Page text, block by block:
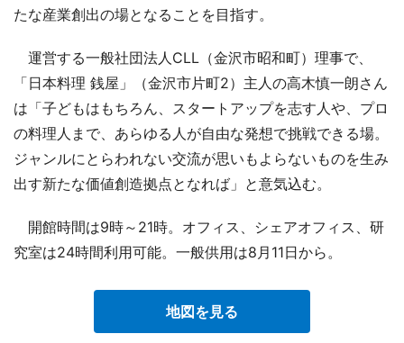
たな産業創出の場となることを目指す。
運営する一般社団法人CLL（金沢市昭和町）理事で、
「日本料理 銭屋」（金沢市片町2）主人の高木慎一朗さん
は「子どもはもちろん、スタートアップを志す人や、プロ
の料理人まで、あらゆる人が自由な発想で挑戦できる場。
ジャンルにとらわれない交流が思いもよらないものを生み
出す新たな価値創造拠点となれば」と意気込む。
開館時間は9時～21時。オフィス、シェアオフィス、研
究室は24時間利用可能。一般供用は8月11日から。
地図を見る